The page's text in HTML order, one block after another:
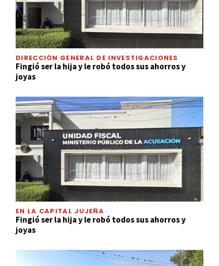
DIRECCIÓN GENERAL DE INVESTIGACIONES
Fingió ser la hija y le robó todos sus ahorros y
joyas
EN LA CAPITAL JUJEÑA
Fingió ser la hija y le robó todos sus ahorros y
joyas